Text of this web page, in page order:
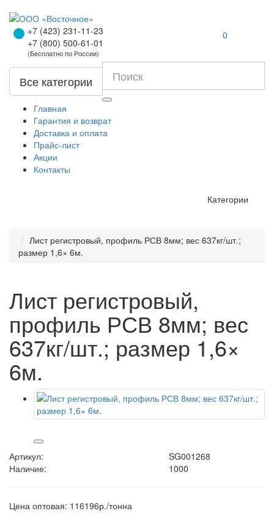
+7 (423) 231-11-23
+7 (800) 500-61-01
(Бесплатно по России)
0
Все категории
Главная
Гарантия и возврат
Доставка и оплата
Прайс-лист
Акции
Контакты
Категории
Лист регистровый, профиль РСВ 8мм; вес 637кг/шт.;
размер 1,6× 6м.
Лист регистровый,
профиль РСВ 8мм; вес
637кг/шт.; размер 1,6×
6м.
Артикул:
SG001268
Наличие:
1000
Цена оптовая: 116196р./тонна